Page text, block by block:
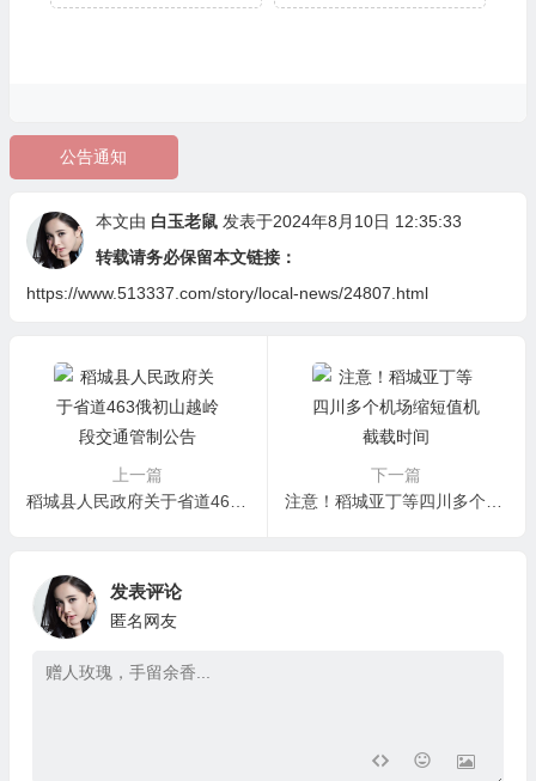
公告通知
本文由 白玉老鼠 发表于2024年8月10日 12:35:33
转载请务必保留本文链接：
https://www.513337.com/story/local-news/24807.html
上一篇
下一篇
发表评论
匿名网友